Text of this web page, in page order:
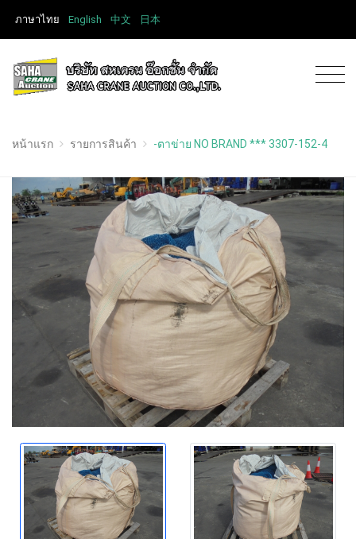
ภาษาไทย English 中文 日本
หน้าแรก รายการสินค้า -ตาข่าย NO BRAND *** 3307-152-4